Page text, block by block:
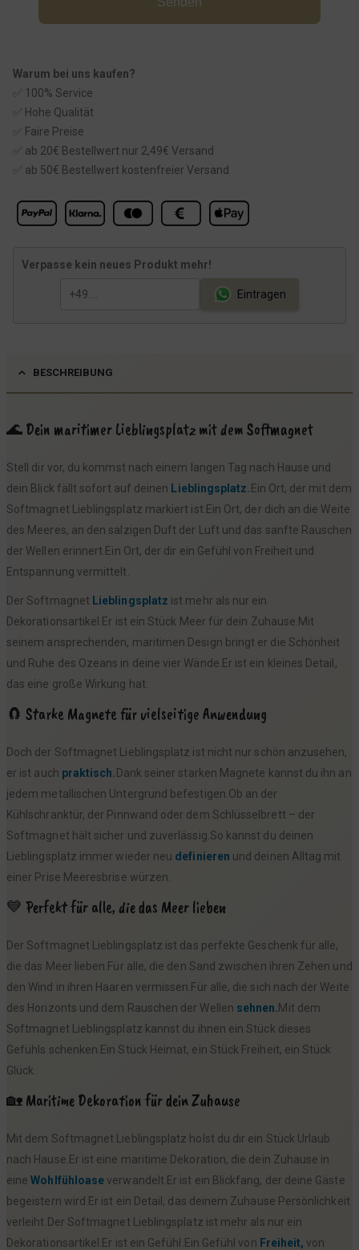
Warum bei uns kaufen?
✅ 100% Service
✅ Hohe Qualität
✅ Faire Preise
✅ ab 20€ Bestellwert nur 2,49€ Versand
✅ ab 50€ Bestellwert kostenfreier Versand
Verpasse kein neues Produkt mehr!
Eintragen
BESCHREIBUNG
🌊 Dein maritimer Lieblingsplatz mit dem Softmagnet
Stell dir vor, du kommst nach einem langen Tag nach Hause und
dein Blick fällt sofort auf deinen Lieblingsplatz. Ein Ort, der mit dem
Softmagnet Lieblingsplatz markiert ist.Ein Ort, der dich an die Weite
des Meeres, an den salzigen Duft der Luft und das sanfte Rauschen
der Wellen erinnert.Ein Ort, der dir ein Gefühl von Freiheit und
Entspannung vermittelt.
Der Softmagnet Lieblingsplatz ist mehr als nur ein
Dekorationsartikel.Er ist ein Stück Meer für dein Zuhause.Mit
seinem ansprechenden, maritimen Design bringt er die Schönheit
und Ruhe des Ozeans in deine vier Wände.Er ist ein kleines Detail,
das eine große Wirkung hat.
🧲 Starke Magnete für vielseitige Anwendung
Doch der Softmagnet Lieblingsplatz ist nicht nur schön anzusehen,
er ist auch praktisch. Dank seiner starken Magnete kannst du ihn an
jedem metallischen Untergrund befestigen.Ob an der
Kühlschranktür, der Pinnwand oder dem Schlüsselbrett – der
Softmagnet hält sicher und zuverlässig.So kannst du deinen
Lieblingsplatz immer wieder neu definieren und deinen Alltag mit
einer Prise Meeresbrise würzen.
💙 Perfekt für alle, die das Meer lieben
Der Softmagnet Lieblingsplatz ist das perfekte Geschenk für alle,
die das Meer lieben.Für alle, die den Sand zwischen ihren Zehen und
den Wind in ihren Haaren vermissen.Für alle, die sich nach der Weite
des Horizonts und dem Rauschen der Wellen sehnen.Mit dem
Softmagnet Lieblingsplatz kannst du ihnen ein Stück dieses
Gefühls schenken.Ein Stück Heimat, ein Stück Freiheit, ein Stück
Glück.
🏡 Maritime Dekoration für dein Zuhause
Mit dem Softmagnet Lieblingsplatz holst du dir ein Stück Urlaub
nach Hause.Er ist eine maritime Dekoration, die dein Zuhause in
eineWohlfühloase verwandelt.Er ist ein Blickfang, der deine Gäste
begeistern wird.Er ist ein Detail, das deinem Zuhause Persönlichkeit
verleiht.Der Softmagnet Lieblingsplatz ist mehr als nur ein
Dekorationsartikel.Er ist ein Gefühl.Ein Gefühl von Freiheit, von